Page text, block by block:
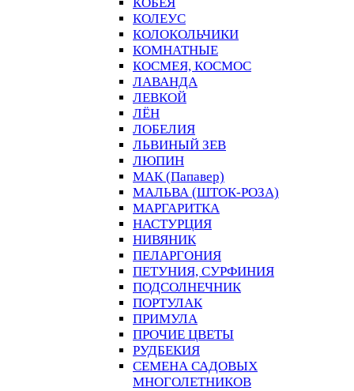
КОЛЕУС
КОЛОКОЛЬЧИКИ
КОМНАТНЫЕ
КОСМЕЯ, КОСМОС
ЛАВАНДА
ЛЕВКОЙ
ЛЁН
ЛОБЕЛИЯ
ЛЬВИНЫЙ ЗЕВ
ЛЮПИН
МАК (Папавер)
МАЛЬВА (ШТОК-РОЗА)
МАРГАРИТКА
НАСТУРЦИЯ
НИВЯНИК
ПЕЛАРГОНИЯ
ПЕТУНИЯ, СУРФИНИЯ
ПОДСОЛНЕЧНИК
ПОРТУЛАК
ПРИМУЛА
ПРОЧИЕ ЦВЕТЫ
РУДБЕКИЯ
СЕМЕНА САДОВЫХ
МНОГОЛЕТНИКОВ